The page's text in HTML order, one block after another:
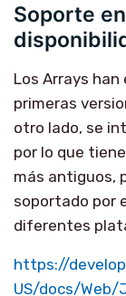
Soporte
Los Arrays
primeras
otro lado, se
por lo que
más antiguos,
soportado por
diferentes
https://
US/docs/